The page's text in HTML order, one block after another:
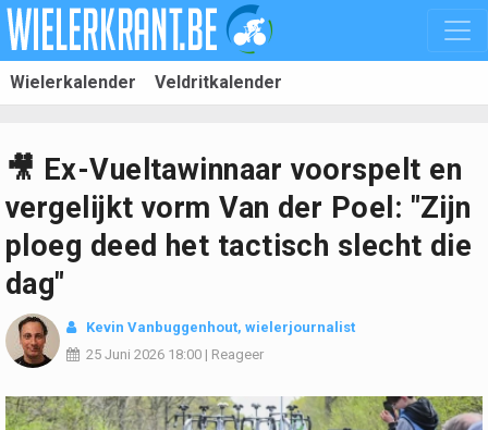
Wielerkalender Veldritkalender
🎥 Ex-Vueltawinnaar voorspelt en
vergelijkt vorm Van der Poel: "Zijn
ploeg deed het tactisch slecht die
dag"
Kevin Vanbuggenhout, wielerjournalist
25 Juni 2026 18:00 | Reageer